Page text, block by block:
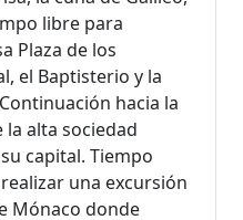
libre para
Plaza de los
el Baptis­terio y la
hacia la
la alta sociedad
capital. Tiempo
una excursión
Mónaco donde